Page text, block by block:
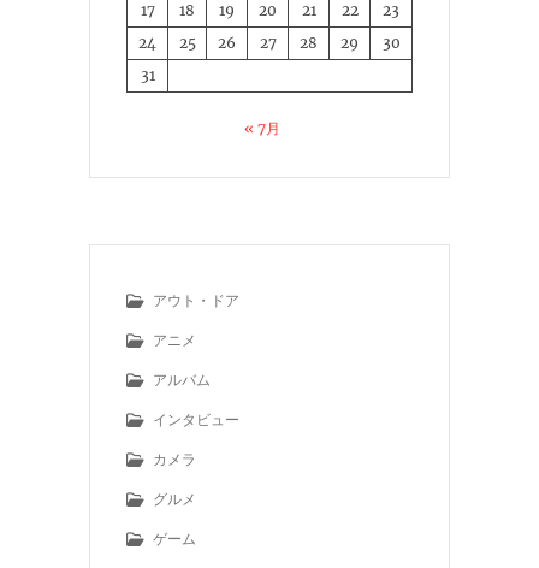
17
18 19 20 21 22
23
24
25 26 27 28 29
30
31
« 7月
アウト・ドア
アニメ
アルバム
インタビュー
カメラ
グルメ
ゲーム